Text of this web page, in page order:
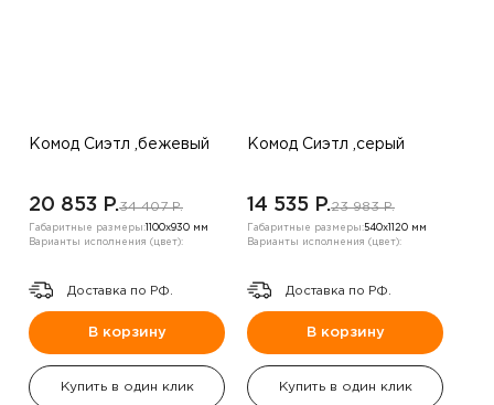
Комод Сиэтл ,бежевый
20 853 P.34 407 P.
Габаритные размеры: 1100х930 мм
Варианты исполнения (цвет):
Доставка по РФ.
В корзину
Купить в один клик
Комод Сиэтл ,серый
14 535 P.23 983 P.
Габаритные размеры:540х1120 мм
Варианты исполнения (цвет):
Доставка по РФ.
В корзину
Купить в один клик